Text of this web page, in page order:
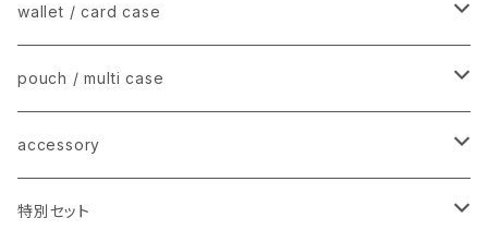
mini tote shoulder − ミニショルダー
fur pouch/ pochette − ファーポーチ
charm brooch − チャームブローチ
animal mini brooch − アニマルブローチ
wallet / card case
mini wallet −ミニウォレット / 名刺入れ
flat card case − フラットカードケース
pouch / multi case
stripe mini case − ストライプミニケース
accessory
earring − イヤリング / ピアス
特別セット